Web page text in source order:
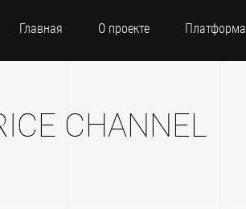
Главная О проекте Платформа
CHANNEL